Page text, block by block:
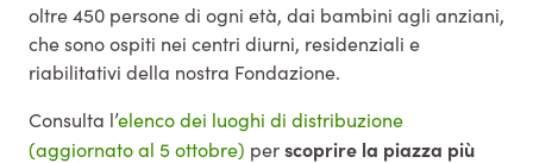
oltre 450 persone di ogni età, dai bambini agli anziani,
che sono ospiti nei centri diurni, residenziali e
riabilitativi della nostra Fondazione.
Consulta l’elenco dei luoghi di distribuzione
(aggiornato al 5 ottobre) perscoprire la piazza più